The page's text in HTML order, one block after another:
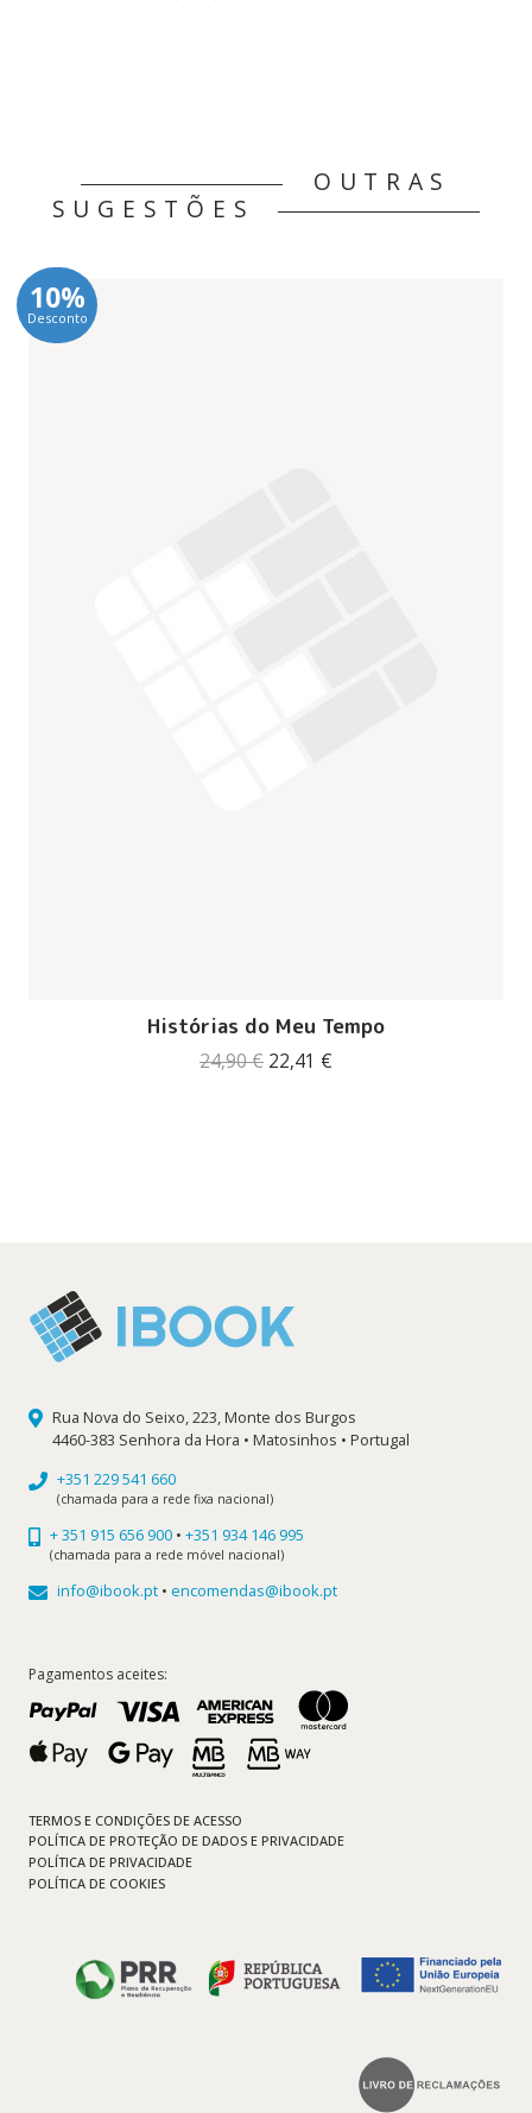
OUTRAS
SUGESTÕES
10%
Desconto
Histórias do Meu Tempo
24,90€ O
22,41 €
Rua Nova do Seixo, 223, Monte dos Burgos
4460-383 Senhora da Hora • Matosinhos • Portugal
+351 229 541 660
(chamada para a rede fixa nacional)
+ 351 915 656 900 • +351 934 146 995
(chamada para a rede móvel nacional)
info@ibook.pt • encomendas@ibook.pt
Pagamentos aceites:
TERMOS E CONDIÇÕES DE ACESSO
POLÍTICA DE PROTEÇÃO DE DADOS E PRIVACIDADE
POLÍTICA DE PRIVACIDADE
POLÍTICA DE COOKIES